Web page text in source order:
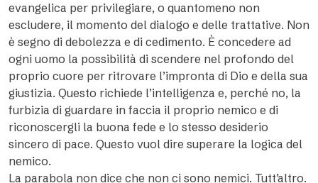
evangelica per privilegiare, o quantomeno non
escludere, il momento del dialogo e delle trattative. Non
è segno di debolezza e di cedimento. È concedere ad
ogni uomo la possibilità di scendere nel profondo del
proprio cuore per ritrovare l’impronta di Dio e della sua
giustizia. Questo richiede l’intelligenza e, perché no, la
furbizia di guardare in faccia il proprio nemico e di
riconoscergli la buona fede e lo stesso desiderio
sincero di pace. Questo vuol dire superare la logica del
nemico.
La parabola non dice che non ci sono nemici. Tutt’altro.